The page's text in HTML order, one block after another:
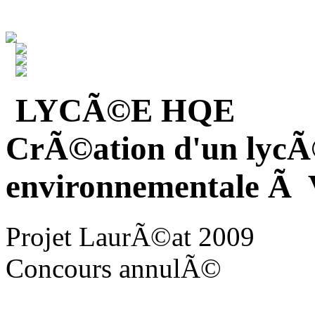
LYCÃ©E HQE
CrÃ©ation d'un
environnementale Ã
Projet LaurÃ©at 2009
Concours annulÃ©